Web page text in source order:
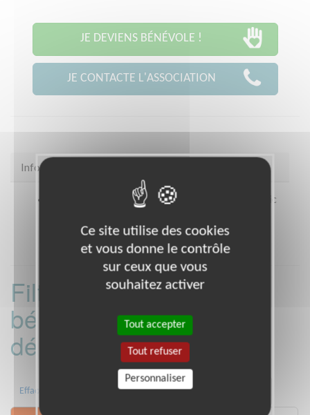
JE DEVIENS BÉNÉVOLE !
JE CONTACTE L'ASSOCIATION
Infos pratiques
4 allée des Baladins Espace Frédéric
Filtrer les missions
bénévoles par
département :
Effacer 05 07
Ce site utilise des cookies
et vous donne le contrôle
sur ceux que vous
souhaitez activer
Tout accepter
Tout refuser
Personnaliser